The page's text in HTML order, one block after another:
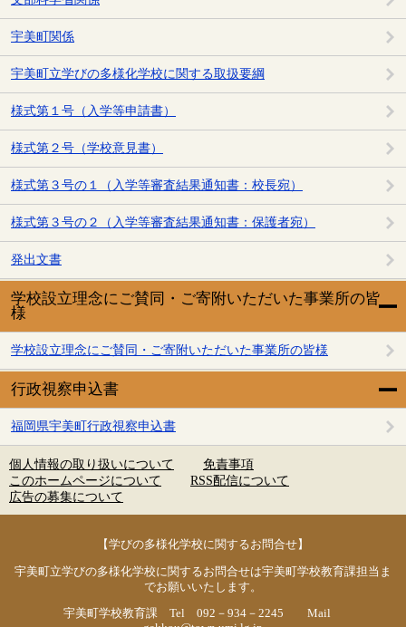
宇美町関係
宇美町立学びの多様化学校に関する取扱要綱
様式第１号（入学等申請書）
様式第２号（学校意見書）
様式第３号の１（入学等審査結果通知書：校長宛）
様式第３号の２（入学等審査結果通知書：保護者宛）
発出文書
学校設立理念にご賛同・ご寄附いただいた事業所の皆
様
学校設立理念にご賛同・ご寄附いただいた事業所の皆様
行政視察申込書
福岡県宇美町行政視察申込書
個人情報の取り扱いについて
免責事項
このホームページについて
RSS配信について
広告の募集について
【学びの多様化学校に関するお問合せ】
宇美町立学びの多様化学校に関するお問合せは宇美町学校教育課担当ま
でお願いいたします。
宇美町学校教育課 Tel 092－934－2245 Mail